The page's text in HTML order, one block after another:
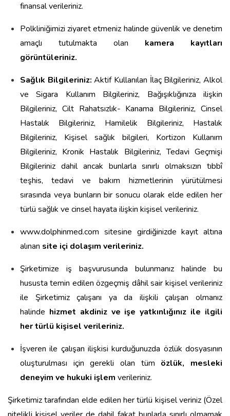
finansal verileriniz.
Polkliniğimizi ziyaret etmeniz halinde güvenlik ve denetim
amaçlı tutulmakta olan kamera kayıtları
görüntüleriniz.
Sağlık Bilgileriniz: Aktif Kullanılan İlaç Bilgileriniz, Alkol
ve Sigara Kullanım Bilgileriniz, Bağışıklığınıza ilişkin
Bilgileriniz, Cilt Rahatsızlık- Kanama Bilgileriniz, Cinsel
Hastalık Bilgileriniz, Hamilelik Bilgileriniz, Hastalık
Bilgileriniz, Kişisel sağlık bilgileri, Kortizon Kullanım
Bilgileriniz, Kronik Hastalık Bilgileriniz, Tedavi Geçmişi
Bilgileriniz dahil ancak bunlarla sınırlı olmaksızın tıbbî
teşhis, tedavi ve bakım hizmetlerinin yürütülmesi
sırasında veya bunların bir sonucu olarak elde edilen her
türlü sağlık ve cinsel hayata ilişkin kişisel verileriniz.
www.dolphinmed.com sitesine girdiğinizde kayıt altına
alınan site içi dolaşım verileriniz.
Şirketimize iş başvurusunda bulunmanız halinde bu
hususta temin edilen özgeçmiş dâhil sair kişisel verileriniz
ile Şirketimiz çalışanı ya da ilişkili çalışan olmanız
halinde hizmet akdiniz ve işe yatkınlığınız ile ilgili
her türlü kişisel verileriniz.
İşveren ile çalışan ilişkisi kurduğunuzda özlük dosyasının
oluşturulması için gerekli olan tüm özlük, mesleki
deneyim ve hukuki işlem verileriniz.
Şirketimiz tarafından elde edilen her türlü kişisel veriniz (Özel